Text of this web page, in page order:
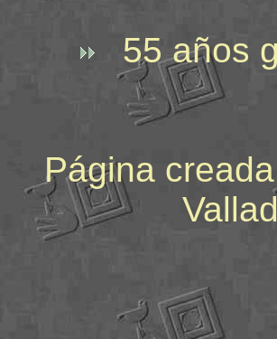
55 años
Página